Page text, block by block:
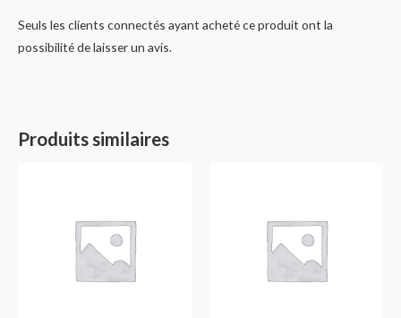
Seuls les clients connectés ayant acheté ce produit ont la
possibilité de laisser un avis.
Produits similaires